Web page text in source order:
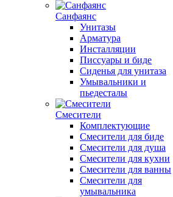
Санфаянс
Унитазы
Арматура
Инсталляции
Писсуары и биде
Сиденья для унитаза
Умывальники и
пьедесталы
Смесители
Комплектующие
Смесители для биде
Смесители для душа
Смесители для кухни
Смесители для ванны
Смесители для
умывальника